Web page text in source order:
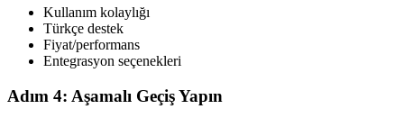
Kullanım kolaylığı
Türkçe destek
Fiyat/performans
Entegrasyon seçenekleri
Adım 4: Aşamalı Geçiş Yapın